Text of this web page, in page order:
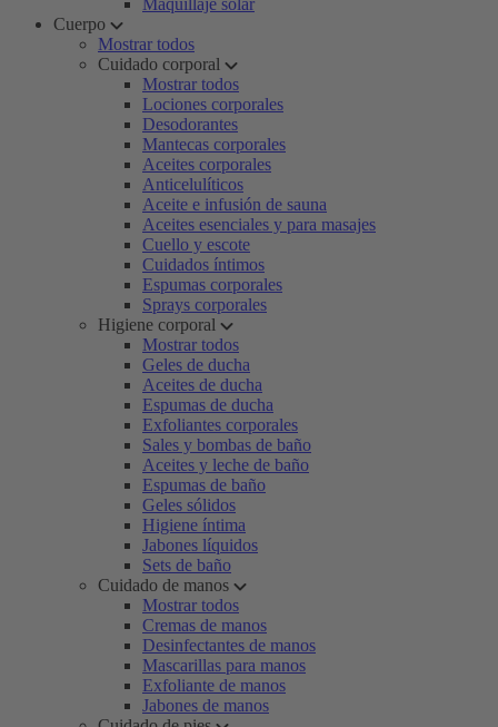
Maquillaje solar
Cuerpo
Mostrar todos
Cuidado corporal
Mostrar todos
Lociones corporales
Desodorantes
Mantecas corporales
Aceites corporales
Anticelulíticos
Aceite e infusión de sauna
Aceites esenciales y para masajes
Cuello y escote
Cuidados íntimos
Espumas corporales
Sprays corporales
Higiene corporal
Mostrar todos
Geles de ducha
Aceites de ducha
Espumas de ducha
Exfoliantes corporales
Sales y bombas de baño
Aceites y leche de baño
Espumas de baño
Geles sólidos
Higiene íntima
Jabones líquidos
Sets de baño
Cuidado de manos
Mostrar todos
Cremas de manos
Desinfectantes de manos
Mascarillas para manos
Exfoliante de manos
Jabones de manos